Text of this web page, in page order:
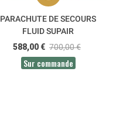
PARACHUTE DE SECOURS
FLUID SUPAIR
588,00 € 700,00 €
Sur commande